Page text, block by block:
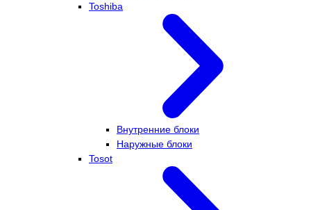
Toshiba
Внутренние блоки
Наружные блоки
Tosot